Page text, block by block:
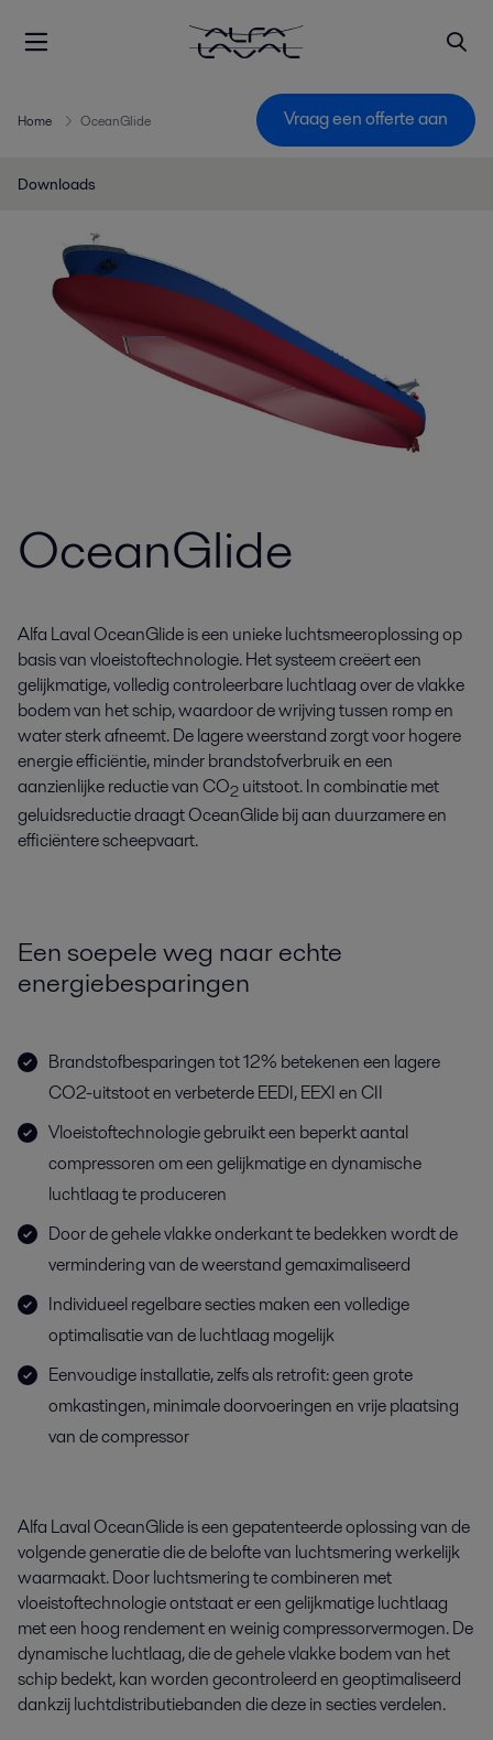
Home OceanGlide Vraag een offerte aan
Downloads
OceanGlide
Alfa Laval OceanGlide is een unieke luchtsmeeroplossing op
basis van vloeistoftechnologie. Het systeem creëert een
gelijkmatige, volledig controleerbare luchtlaag over de vlakke
bodem van het schip, waardoor de wrijving tussen romp en
water sterk afneemt. De lagere weerstand zorgt voor hogere
energie efficiëntie, minder brandstofverbruik en een
aanzienlijke reductie van CO2 uitstoot. In combinatie met
geluidsreductie draagt OceanGlide bij aan duurzamere en
efficiëntere scheepvaart.
Een soepele weg naar echte
energiebesparingen
Brandstofbesparingen tot 12% betekenen een lagere
CO2-uitstoot en verbeterde EEDI, EEXI en CII
Vloeistoftechnologie gebruikt een beperkt aantal
compressoren om een gelijkmatige en dynamische
luchtlaag te produceren
Door de gehele vlakke onderkant te bedekken wordt de
vermindering van de weerstand gemaximaliseerd
Individueel regelbare secties maken een volledige
optimalisatie van de luchtlaag mogelijk
Eenvoudige installatie, zelfs als retrofit: geen grote
omkastingen, minimale doorvoeringen en vrije plaatsing
van de compressor
Alfa Laval OceanGlide is een gepatenteerde oplossing van de
volgende generatie die de belofte van luchtsmering werkelijk
waarmaakt. Door luchtsmering te combineren met
vloeistoftechnologie ontstaat er een gelijkmatige luchtlaag
met een hoog rendement en weinig compressorvermogen. De
dynamische luchtlaag, die de gehele vlakke bodem van het
schip bedekt, kan worden gecontroleerd en geoptimaliseerd
dankzij luchtdistributiebanden die deze in secties verdelen.